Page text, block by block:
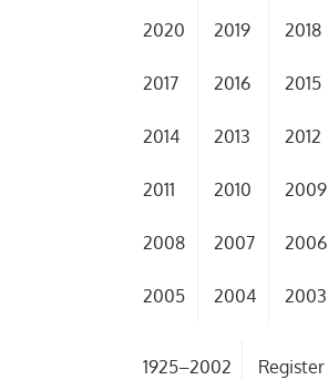
2020 2019 2018
2017 2016 2015
2014 2013 2012
2011 2010 2009
2008 2007 2006
2005 2004 2003
1925–2002 Register